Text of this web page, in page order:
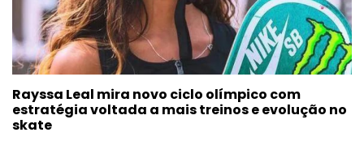
Rayssa Leal mira novo ciclo olímpico com
estratégia voltada a mais treinos e evolução no
skate